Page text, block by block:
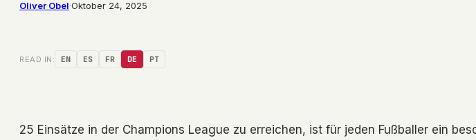
Oliver Obel·Oktober 24, 2025
READ IN: EN ES FR DE PT
25 Einsätze in der Champions League zu erreichen, ist für jeden Fußballer ein